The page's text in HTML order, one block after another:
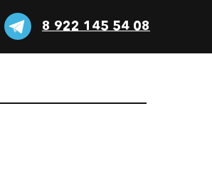
8 922 145 54 08